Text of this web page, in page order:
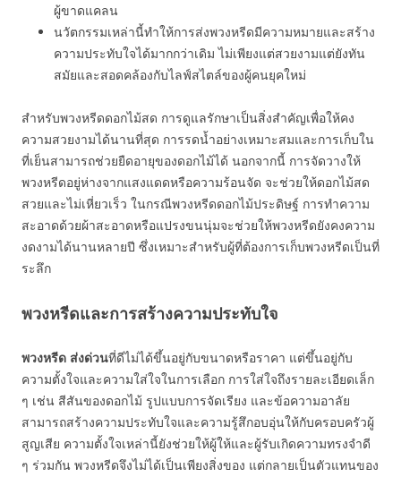
ผู้ขาดแคลน
นวัตกรรมเหล่านี้ทำให้การส่งพวงหรีดมีความหมายและสร้าง
ความประทับใจได้มากกว่าเดิม ไม่เพียงแต่สวยงามแต่ยังทัน
สมัยและสอดคล้องกับไลฟ์สไตล์ของผู้คนยุคใหม่
สำหรับพวงหรีดดอกไม้สด การดูแลรักษาเป็นสิ่งสำคัญเพื่อให้คง
ความสวยงามได้นานที่สุด การรดน้ำอย่างเหมาะสมและการเก็บใน
ที่เย็นสามารถช่วยยืดอายุของดอกไม้ได้ นอกจากนี้ การจัดวางให้
พวงหรีดอยู่ห่างจากแสงแดดหรือความร้อนจัด จะช่วยให้ดอกไม้สด
สวยและไม่เหี่ยวเร็ว ในกรณีพวงหรีดดอกไม้ประดิษฐ์ การทำความ
สะอาดด้วยผ้าสะอาดหรือแปรงขนนุ่มจะช่วยให้พวงหรีดยังคงความ
งดงามได้นานหลายปี ซึ่งเหมาะสำหรับผู้ที่ต้องการเก็บพวงหรีดเป็นที่
ระลึก
พวงหรีดและการสร้างความประทับใจ
พวงหรีด ส่งด่วนที่ดีไม่ได้ขึ้นอยู่กับขนาดหรือราคา แต่ขึ้นอยู่กับ
ความตั้งใจและความใส่ใจในการเลือก การใส่ใจถึงรายละเอียดเล็ก
ๆ เช่น สีสันของดอกไม้ รูปแบบการจัดเรียง และข้อความอาลัย
สามารถสร้างความประทับใจและความรู้สึกอบอุ่นให้กับครอบครัวผู้
สูญเสีย ความตั้งใจเหล่านี้ยังช่วยให้ผู้ให้และผู้รับเกิดความทรงจำดี
ๆ ร่วมกัน พวงหรีดจึงไม่ได้เป็นเพียงสิ่งของ แต่กลายเป็นตัวแทนของ